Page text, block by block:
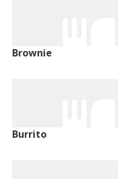
Brownie
Burrito